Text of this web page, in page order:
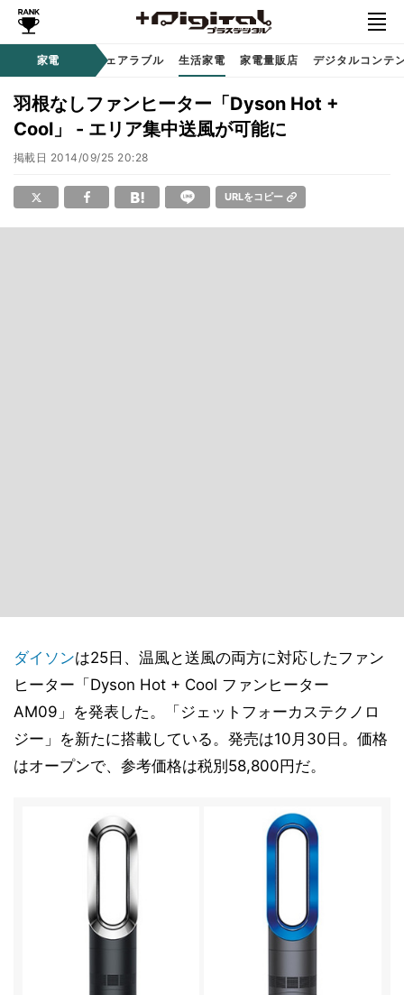
家電
ディオ 時計 / ウェアラブル 生活家電 家電量販店 デジタルコンテ
羽根なしファンヒーター「Dyson Hot +
Cool」 - エリア集中送風が可能に
掲載日 2014/09/25 20:28
URLをコピー
ダイソンは25日、温風と送風の両方に対応したファン
ヒーター「Dyson Hot + Cool ファンヒーター
AM09」を発表した。「ジェットフォーカステクノロ
ジー」を新たに搭載している。発売は10月30日。価格
はオープンで、参考価格は税別58,800円だ。